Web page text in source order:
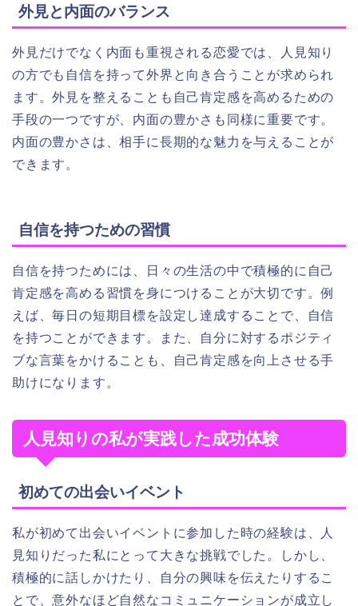
外見と内面のバランス
外見だけでなく内面も重視される恋愛では、人見知り
の方でも自信を持って外界と向き合うことが求められ
ます。外見を整えることも自己肯定感を高めるための
手段の一つですが、内面の豊かさも同様に重要です。
内面の豊かさは、相手に長期的な魅力を与えることが
できます。
自信を持つための習慣
自信を持つためには、日々の生活の中で積極的に自己
肯定感を高める習慣を身につけることが大切です。例
えば、毎日の短期目標を設定し達成することで、自信
を持つことができます。また、自分に対するポジティ
ブな言葉をかけることも、自己肯定感を向上させる手
助けになります。
人見知りの私が実践した成功体験
初めての出会いイベント
私が初めて出会いイベントに参加した時の経験は、人
見知りだった私にとって大きな挑戦でした。しかし、
積極的に話しかけたり、自分の興味を伝えたりするこ
とで、意外なほど自然なコミュニケーションが成立し